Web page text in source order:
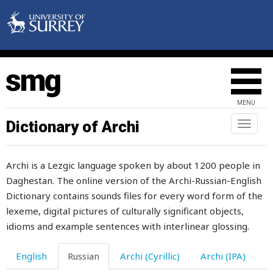
MENU
Toggle
Dictionary of Archi
Archi is a Lezgic language spoken by about 1200 people in
Daghestan. The online version of the Archi-Russian-English
Dictionary contains sounds files for every word form of the
lexeme, digital pictures of culturally significant objects,
idioms and example sentences with interlinear glossing.
English Russian Archi (Cyrillic) Archi (IPA)
расхватывать
расходоваться
расходы
расхотеть
расческа
расчесывание
расширять
расширяться